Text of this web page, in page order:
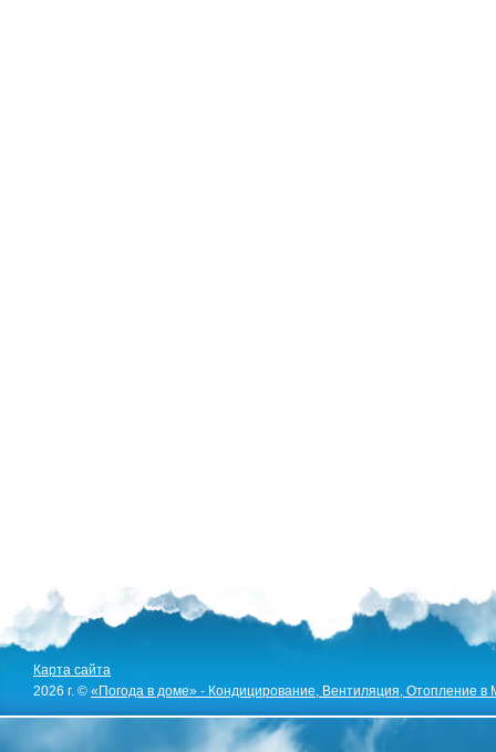
Карта сайта
2026 г. © «Погода в доме» - Кондицирование, Вентиляция, Отопление в